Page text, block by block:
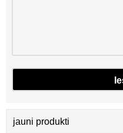
jauni produkti